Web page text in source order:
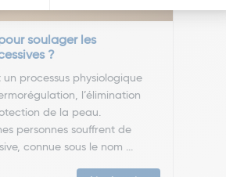
soulager les
?
processus physiologique
l’élimination
de la peau.
personnes souffrent de
connue sous le nom ...